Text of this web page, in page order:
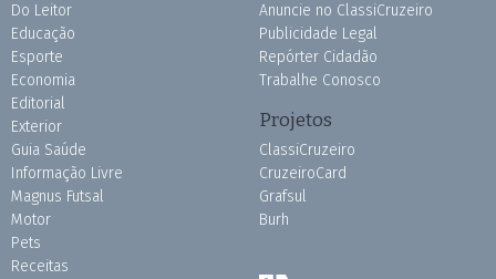
Do Leitor
Educação
Esporte
Economia
Editorial
Exterior
Guia Saúde
Informação Livre
Magnus Futsal
Motor
Pets
Receitas
Anuncie no ClassiCruzeiro
Publicidade Legal
Repórter Cidadão
Trabalhe Conosco
Projetos
ClassiCruzeiro
CruzeiroCard
Grafsul
Burh